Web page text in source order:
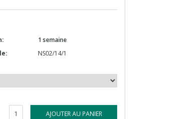
1 semaine
NS02/14/1
AJOUTER AU PANIER